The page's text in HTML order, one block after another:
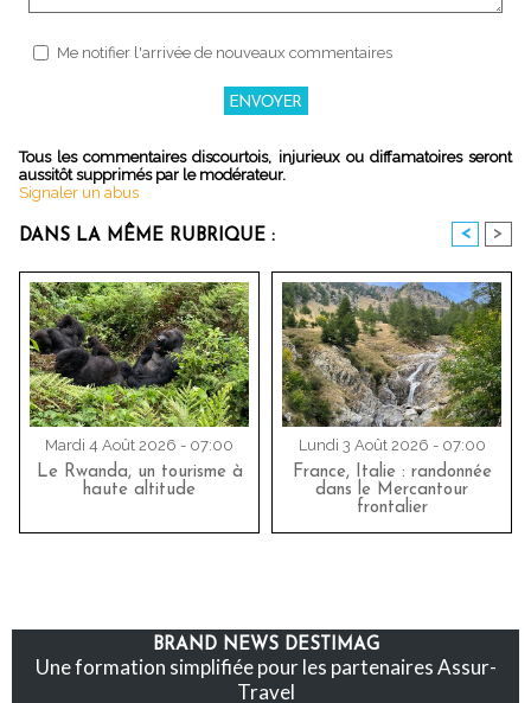
Me notifier l'arrivée de nouveaux commentaires
Tous les commentaires discourtois, injurieux ou diffamatoires seront
aussitôt supprimés par le modérateur.
Signaler un abus
DANS LA MÊME RUBRIQUE : < >
Mardi 4 Août 2026 - 07:00
Le Rwanda, un tourisme à
haute altitude
Lundi 3 Août 2026 - 07:00
France, Italie : randonnée
dans le Mercantour
frontalier
BRAND NEWS DESTIMAG
Une formation simplifiée pour les partenaires Assur-
Travel